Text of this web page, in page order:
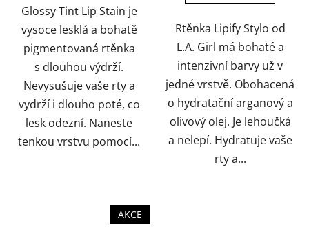
hvězdiček.
Glossy Tint Lip Stain je
vysoce lesklá a bohatě
pigmentovaná rtěnka
s dlouhou výdrží.
Nevysušuje vaše rty a
vydrží i dlouho poté, co
lesk odezní. Naneste
tenkou vrstvu pomocí...
hvězdiček.
Rtěnka Lipify Stylo od
L.A. Girl má bohaté a
intenzivní barvy už v
jedné vrstvě. Obohacená
o hydratační arganový a
olivový olej. Je lehoučká
a nelepí. Hydratuje vaše
rty a...
AKCE